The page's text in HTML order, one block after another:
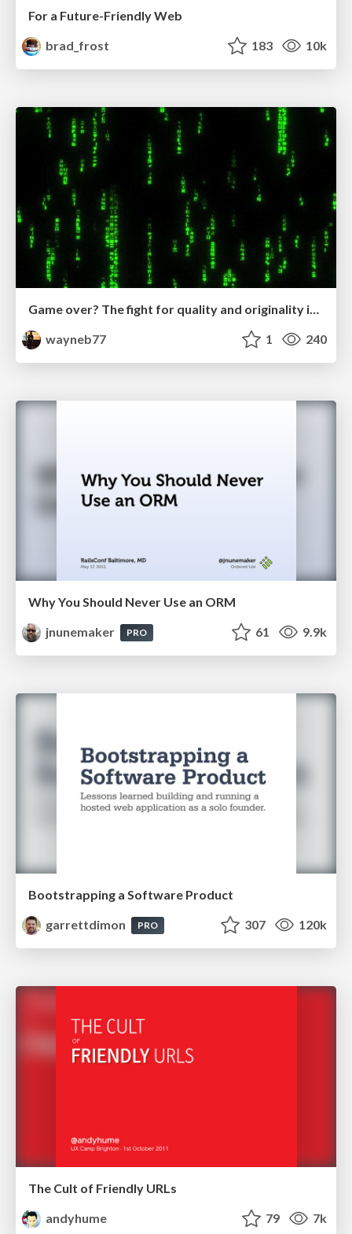
For a Future-Friendly Web
brad_frost
183 10k
wayneb77
1 240
Why You Should Never Use an ORM
jnunemaker
PRO 61 9.9k
Bootstrapping a Software Product
garrettdimon
PRO 307 120k
The Cult of Friendly URLs
andyhume
79 7k